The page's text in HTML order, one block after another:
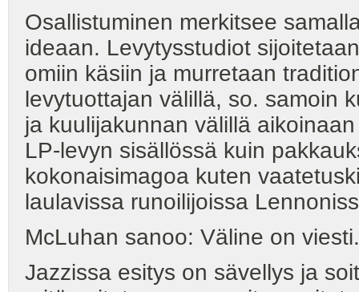
Osallistuminen merkitsee
ideaan. Levytysstudiot
omiin käsiin ja murretaan
levytuottajan välillä, so. samoin
ja kuulijakunnan välillä
LP-levyn sisällössä kuin
kokonaisimagoa kuten
laulavissa runoilijoissa
McLuhan sanoo: Väline on
Jazzissa esitys on sävellys ja